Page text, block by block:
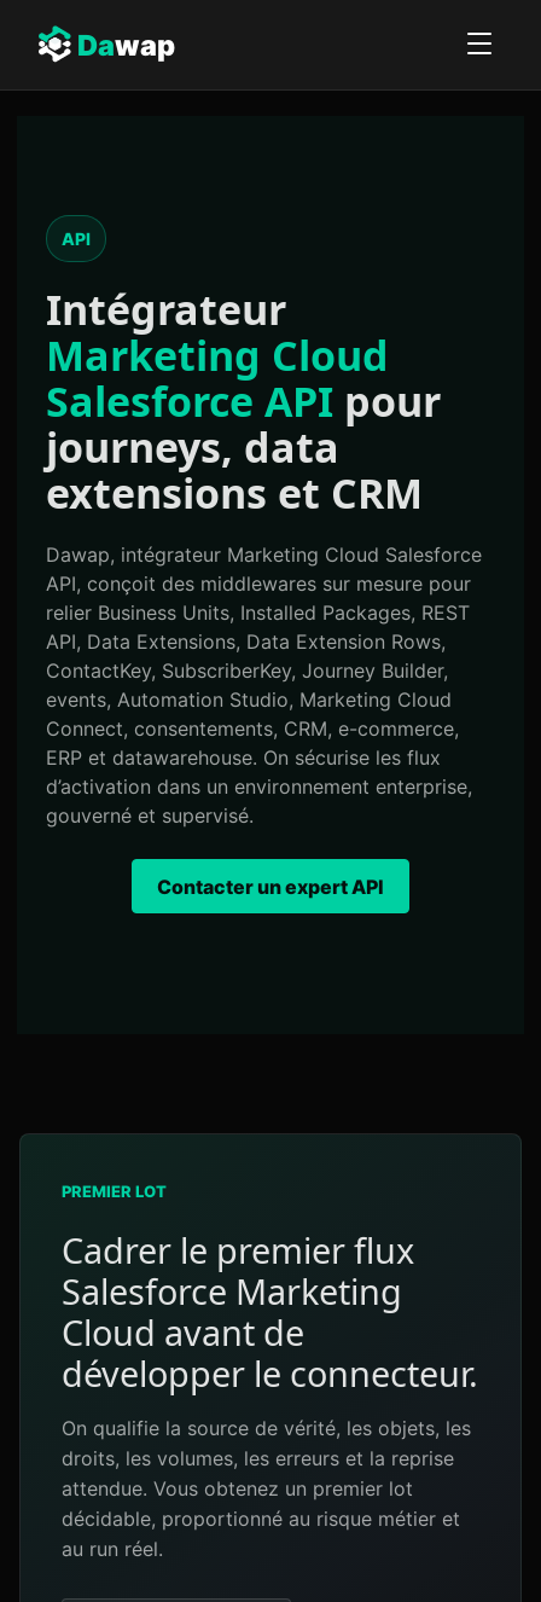
Dawap
API
Intégrateur
Marketing Cloud
Salesforce API pour
journeys, data
extensions et CRM
Dawap, intégrateur Marketing Cloud Salesforce
API, conçoit des middlewares sur mesure pour
relier Business Units, Installed Packages, REST
API, Data Extensions, Data Extension Rows,
ContactKey, SubscriberKey, Journey Builder,
events, Automation Studio, Marketing Cloud
Connect, consentements, CRM, e-commerce,
ERP et datawarehouse. On sécurise les flux
d’activation dans un environnement enterprise,
gouverné et supervisé.
Contacter un expert API
PREMIER LOT
Cadrer le premier flux
Salesforce Marketing
Cloud avant de
développer le connecteur.
On qualifie la source de vérité, les objets, les
droits, les volumes, les erreurs et la reprise
attendue. Vous obtenez un premier lot
décidable, proportionné au risque métier et
au run réel.